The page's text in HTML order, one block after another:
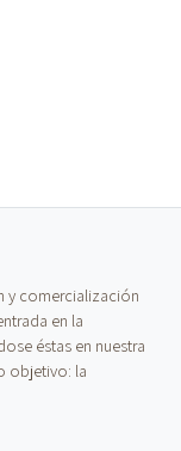
y comercialización
en la
éstas en nuestra
objetivo: la